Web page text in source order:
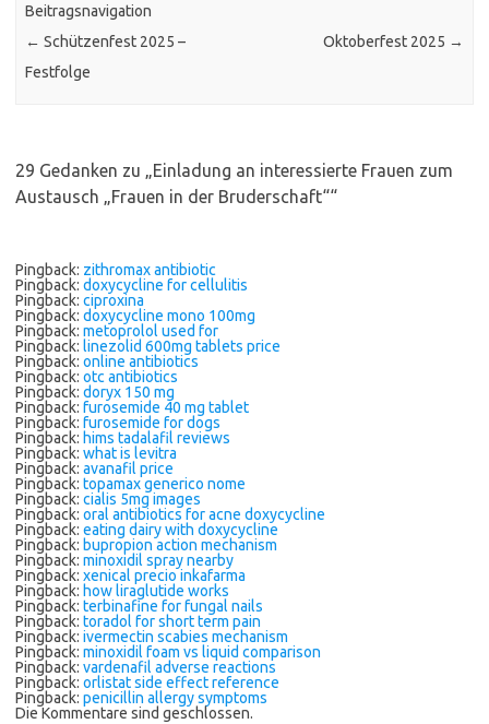
Beitragsnavigation
← Schützenfest 2025 –
Festfolge
Oktoberfest 2025 →
29 Gedanken zu „Einladung an interessierte Frauen zum
Austausch „Frauen in der Bruderschaft““
Pingback: zithromax antibiotic
Pingback: doxycycline for cellulitis
Pingback: ciproxina
Pingback: doxycycline mono 100mg
Pingback: metoprolol used for
Pingback: linezolid 600mg tablets price
Pingback: online antibiotics
Pingback: otc antibiotics
Pingback: doryx 150 mg
Pingback: furosemide 40 mg tablet
Pingback: furosemide for dogs
Pingback: hims tadalafil reviews
Pingback: what is levitra
Pingback: avanafil price
Pingback: topamax generico nome
Pingback: cialis 5mg images
Pingback: oral antibiotics for acne doxycycline
Pingback: eating dairy with doxycycline
Pingback: bupropion action mechanism
Pingback: minoxidil spray nearby
Pingback: xenical precio inkafarma
Pingback: how liraglutide works
Pingback: terbinafine for fungal nails
Pingback: toradol for short term pain
Pingback: ivermectin scabies mechanism
Pingback: minoxidil foam vs liquid comparison
Pingback: vardenafil adverse reactions
Pingback: orlistat side effect reference
Pingback: penicillin allergy symptoms
Die Kommentare sind geschlossen.